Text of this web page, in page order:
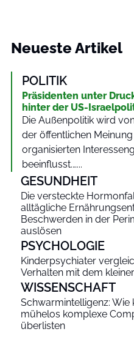
Neueste Artikel
POLITIK
Präsidenten unter
hinter der US-
Die Außenpolitik wird
der öffentlichen
organisierten
beeinflusst.…...
GESUNDHEIT
Die versteckte
alltägliche
Beschwerden in der
auslösen
PSYCHOLOGIE
Kinderpsychiater
Verhalten mit dem
WISSENSCHAFT
Schwarmintelligenz: Wie
mühelos komplexe
überlisten